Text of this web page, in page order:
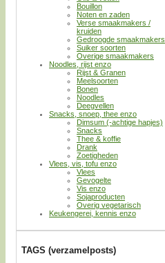
Bouillon
Noten en zaden
Verse smaakmakers /
kruiden
Gedroogde smaakmakers
Suiker soorten
Overige smaakmakers
Noodles, rijst enzo
Rijst & Granen
Meelsoorten
Bonen
Noodles
Deegvellen
Snacks, snoep, thee enzo
Dimsum (-achtige hapjes)
Snacks
Thee & koffie
Drank
Zoetigheden
Vlees, vis, tofu enzo
Vlees
Gevogelte
Vis enzo
Sojaproducten
Overig vegetarisch
Keukengerei, kennis enzo
TAGS (verzamelposts)